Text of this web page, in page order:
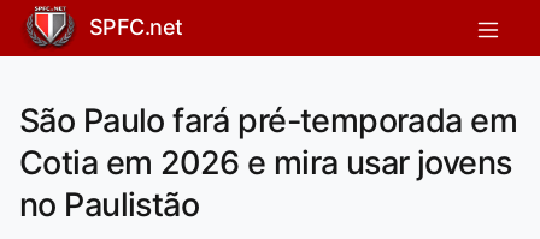
SPFC.net
São Paulo fará pré-temporada em
Cotia em 2026 e mira usar jovens
no Paulistão